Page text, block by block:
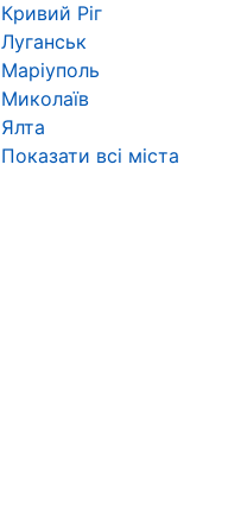
Кривий Ріг
Луганськ
Маріуполь
Миколаїв
Ялта
Показати всі міста